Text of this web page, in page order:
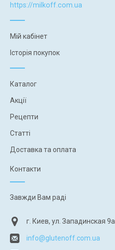
https://milkoff.com.ua
Мій кабінет
Історія покупок
Каталог
Акції
Рецепти
Статті
Доставка та оплата
Контакти
Завжди Вам раді
г. Киев, ул. Западинская 9а
info@glutenoff.com.ua